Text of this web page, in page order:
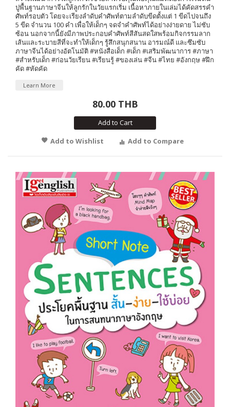
ปูพื้นฐานภาษาจีนให้ลูกรักในวัยแรกเริ่ม เนื้อหาภายในเล่มได้คัดสรรคำ
ศัพท์รอบตัว โดยจะเรียงลำดับคำศัพท์ตามลำดับขีดตั้งแต่ 1 ขีดไปจนถึง
5 ขีด จำนวน 100 คำ เพื่อให้เด็กๆ จดจำคำศัพท์ได้อย่างง่ายดาย ไม่ซับ
ซ้อน นอกจากนี้ยังมีภาพประกอบคำศัพท์สีสันสดใสพร้อมกิจกรรมลาก
เส้นและระบายสีที่จะทำให้เด็กๆ รู้สึกสนุกสนาน อารมณ์ดี และซึมซับ
ภาษาจีนได้อย่างอัตโนมัติ #หนังสือเด็ก #เด็ก #เสริมพัฒนาการ #ภาษา
#สำหรับเด็ก #ก่อนวัยเรียน #เรียนรู้ #ของเล่น #จีน #ไทย #อังกฤษ #ฝึก
คัด #หัดคัด
Learn More
80.00 THB
Add to Cart
Add to Wishlist
Add to Compare